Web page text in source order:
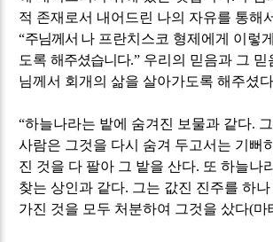
적 존재로서 내어드린 나의 자유를 통해
“주님께서 나 프란치스코 형제에게 이렇
도록해주셨습니다.” 우리의 믿음과 그 믿
님께서 회개의 삶을 살아가도록 해주셨
“하늘나라는 밭에 숨겨진 보물과 같다.
사람은 그것을 다시 숨겨 두고서는 기뻐
진 것을 다 팔아 그 밭을 산다. 또 하늘나
찾는 상인과 같다. 그는 값진 진주를 하
가진 것을 모두 처분하여 그것을 샀다(마